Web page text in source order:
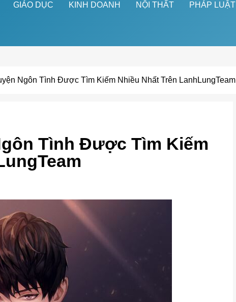
GIÁO DỤC KINH DOANH NỘI THẤT PHÁP LUẬT
Ngôn Tình Được Tìm Kiếm Nhiều Nhất Trên LanhLungTeam
Tình Được Tìm Kiếm